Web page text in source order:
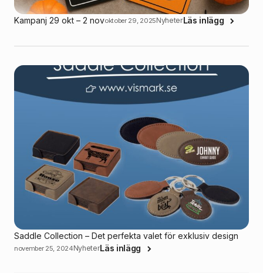
Kampanj 29 okt – 2 novoktober 29, 2025NyheterLäs inlägg
Saddle Collection – Det perfekta valet för exklusiv design
november 25, 2024NyheterLäs inlägg